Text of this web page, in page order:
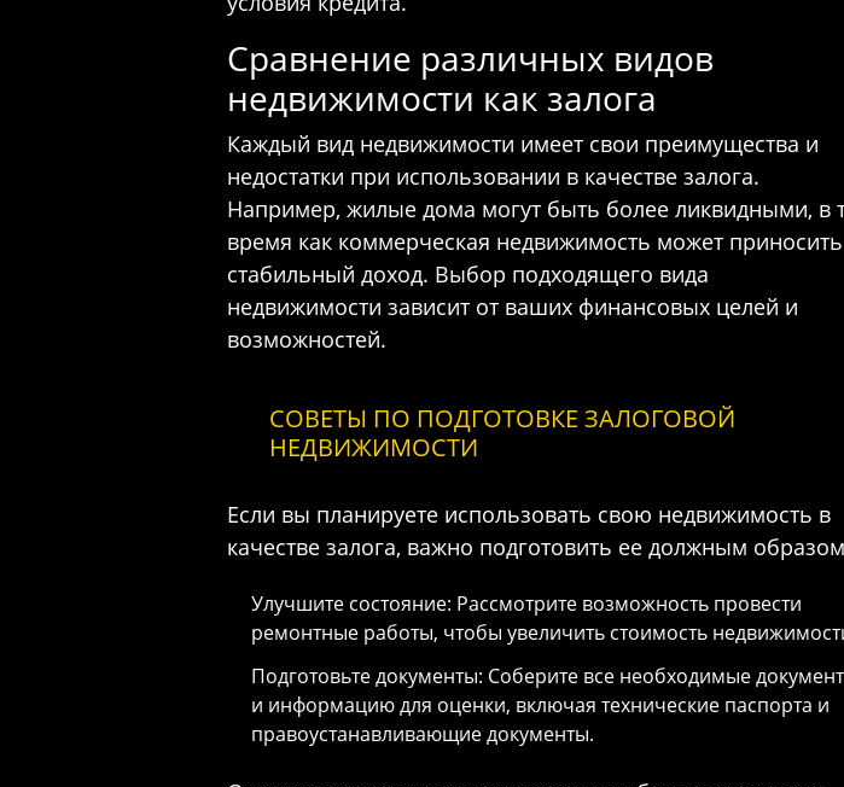
Сравнение различных видов
недвижимости как залога
Каждый вид недвижимости имеет свои преимущества и
недостатки при использовании в качестве залога.
Например, жилые дома могут быть более ликвидными, в
время как коммерческая недвижимость может приносить
стабильный доход. Выбор подходящего вида
недвижимости зависит от ваших финансовых целей и
возможностей.
СОВЕТЫ ПО ПОДГОТОВКЕ ЗАЛОГОВОЙ
НЕДВИЖИМОСТИ
Если вы планируете использовать свою недвижимость в
качестве залога, важно подготовить ее должным
Улучшите состояние: Рассмотрите возможность провести
ремонтные работы, чтобы увеличить стоимость
Подготовьте документы: Соберите все необходимые
и информацию для оценки, включая технические паспорта и
правоустанавливающие документы.